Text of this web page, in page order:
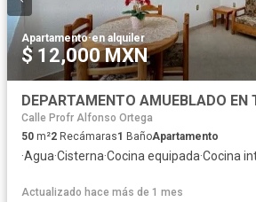
Apartamento·en alquiler
$ 12,000 MXN
Calle Profr Alfonso Ortega
50 m²2 Recámaras1 BañoApartamento
·Agua·Cisterna·Cocina equipada·Cocina
Actualizado hace más de 1 mes